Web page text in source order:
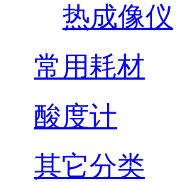
热成像仪
常用耗材
酸度计
其它分类